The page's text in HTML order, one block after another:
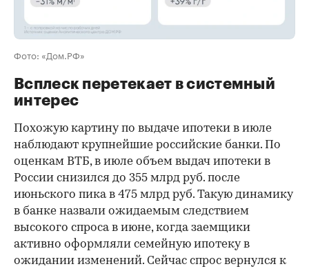
Фото: «Дом.РФ»
Всплеск перетекает в системный
интерес
Похожую картину по выдаче ипотеки в июле
наблюдают крупнейшие российские банки. По
оценкам ВТБ, в июле объем выдач ипотеки в
России снизился до 355 млрд руб. после
июньского пика в 475 млрд руб. Такую динамику
в банке назвали ожидаемым следствием
высокого спроса в июне, когда заемщики
активно оформляли семейную ипотеку в
ожидании изменений. Сейчас спрос вернулся к